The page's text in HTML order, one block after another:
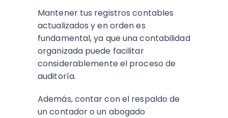
Mantener tus registros contables
actualizados y en orden es
fundamental, ya que una contabilidad
organizada puede facilitar
considerablemente el proceso de
auditoría.
Además, contar con el respaldo de
un contador o un abogado